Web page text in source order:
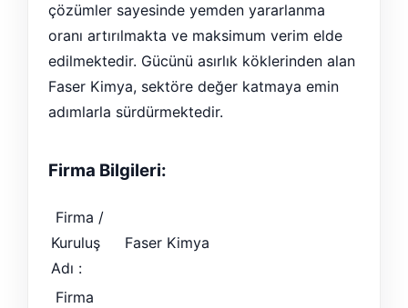
çözümler sayesinde yemden yararlanma
oranı artırılmakta ve maksimum verim elde
edilmektedir. Gücünü asırlık köklerinden alan
Faser Kimya, sektöre değer katmaya emin
adımlarla sürdürmektedir.
Firma Bilgileri:
Firma /
Kuruluş
Adı :
Faser Kimya
Firma